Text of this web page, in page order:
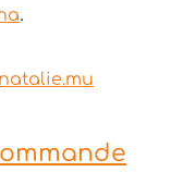
.
natalie.mu